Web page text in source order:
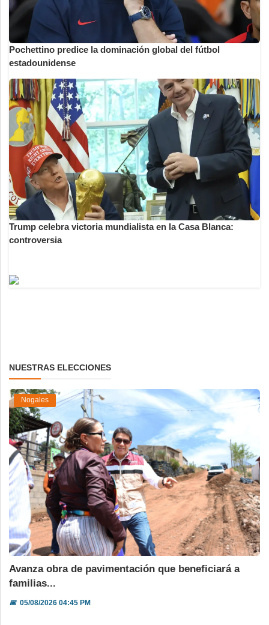
Pochettino predice la dominación global del fútbol
estadounidense
Trump celebra victoria mundialista en la Casa Blanca:
controversia
NUESTRAS ELECCIONES
Nogales
Avanza obra de pavimentación que beneficiará a
familias...
📅05/08/2026 04:45 PM